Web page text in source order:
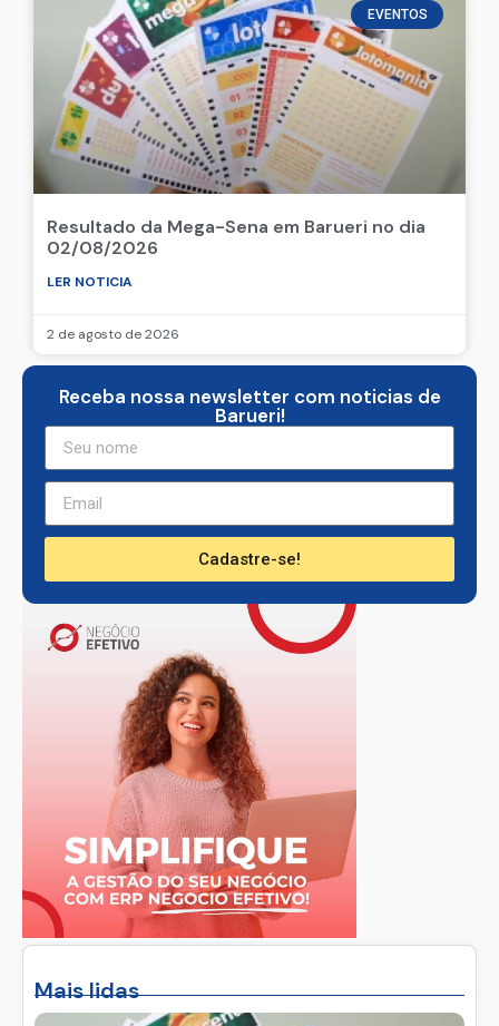
EVENTOS
Resultado da Mega-Sena em Barueri no dia
02/08/2026
LER NOTICIA
2 de agosto de 2026
Mais lidas
Receba nossa newsletter com noticias de
Barueri!
Cadastre-se!